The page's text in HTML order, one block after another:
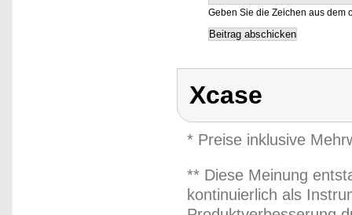
Geben Sie die Zeichen aus dem
Xcase
* Preise inklusive
** Diese Meinung
kontinuierlich als